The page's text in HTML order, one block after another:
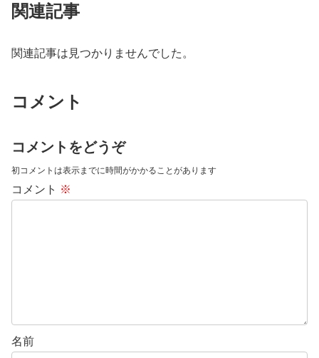
関連記事
関連記事は見つかりませんでした。
コメント
コメントをどうぞ
初コメントは表示までに時間がかかることがあります
コメント ※
名前